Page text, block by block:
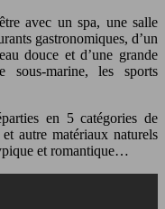
avec un spa, une salle
gastronomiques, d’un
douce et d’une grande
sous-marine, les sports
en 5 catégories de
autre matériaux naturels
et romantique…